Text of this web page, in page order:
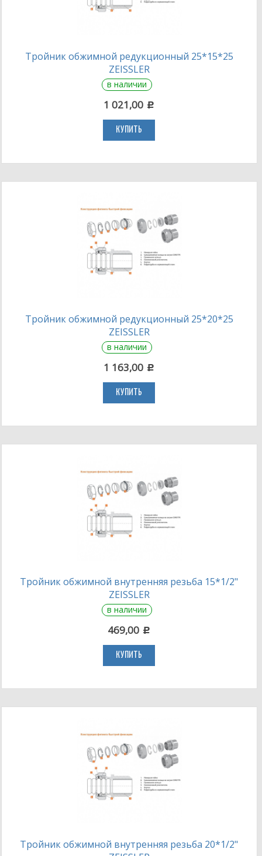
Тройник обжимной редукционный 25*15*25
ZEISSLER
в наличии
1 021,00 c
КУПИТЬ
Тройник обжимной редукционный 25*20*25
ZEISSLER
в наличии
1 163,00 c
КУПИТЬ
Тройник обжимной внутренняя резьба 15*1/2"
ZEISSLER
в наличии
469,00 c
КУПИТЬ
Тройник обжимной внутренняя резьба 20*1/2"